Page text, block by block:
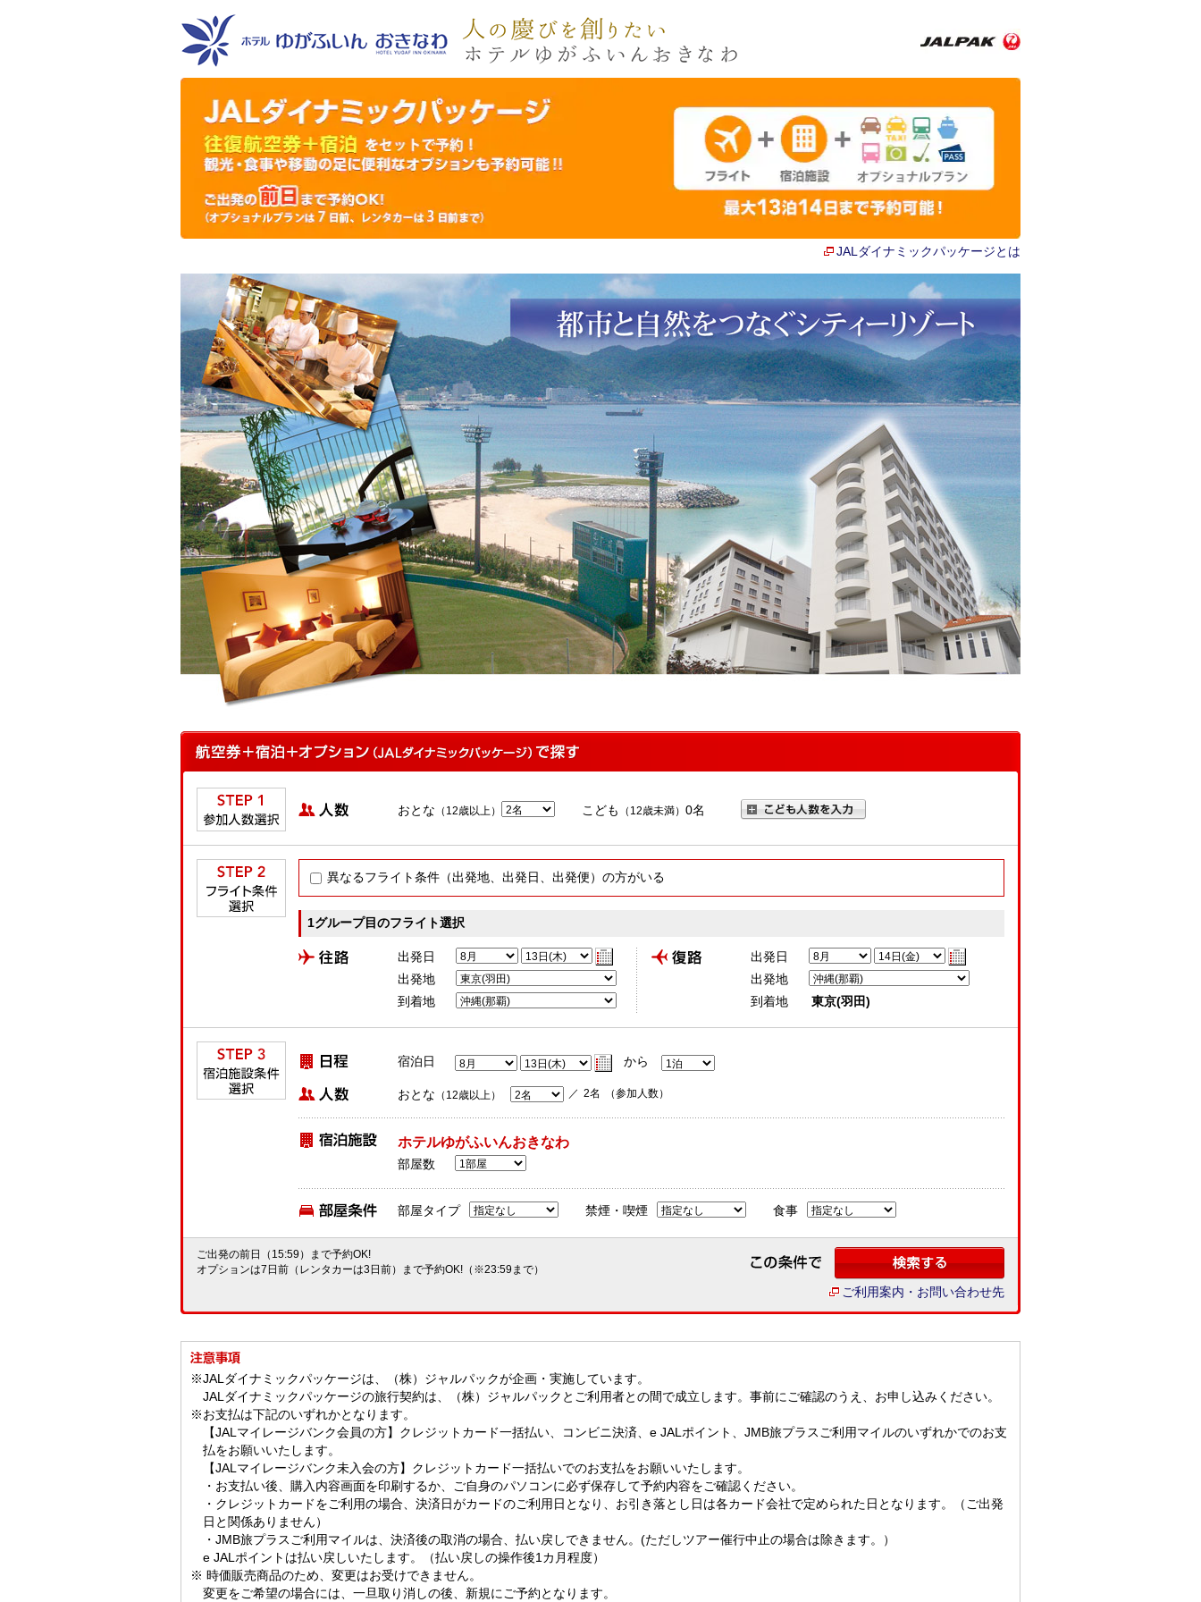
JALダイナミックパッケージとは
おとな （12歳以上） こども （12歳未満） 0名
異なるフライト条件（出発地、出発日、出発便）の方がいる
1グループ目のフライト選択
出発日
出発地
到着地
出発日
出発地
到着地
東京(羽田)
宿泊日 から
おとな （12歳以上） ／ 2名 （参加人数）
ホテルゆがふいんおきなわ
部屋数
部屋タイプ 禁煙・喫煙 食事
ご出発の前日（15:59）まで予約OK!
オプションは7日前（レンタカーは3日前）まで予約OK!（※23:59まで）
ご利用案内・お問い合わせ先
※JALダイナミックパッケージは、（株）ジャルパックが企画・実施しています。
JALダイナミックパッケージの旅行契約は、（株）ジャルパックとご利用者との間で成立します。事前にご確認のうえ、お申し込みください。
※お支払は下記のいずれかとなります。
【JALマイレージバンク会員の方】クレジットカード一括払い、コンビニ決済、e JALポイント、JMB旅プラスご利用マイルのいずれかでのお支
払をお願いいたします。
【JALマイレージバンク未入会の方】クレジットカード一括払いでのお支払をお願いいたします。
・お支払い後、購入内容画面を印刷するか、ご自身のパソコンに必ず保存して予約内容をご確認ください。
・クレジットカードをご利用の場合、決済日がカードのご利用日となり、お引き落とし日は各カード会社で定められた日となります。（ご出発
日と関係ありません）
・JMB旅プラスご利用マイルは、決済後の取消の場合、払い戻しできません。(ただしツアー催行中止の場合は除きます。）
e JALポイントは払い戻しいたします。（払い戻しの操作後1カ月程度）
※ 時価販売商品のため、変更はお受けできません。
変更をご希望の場合には、一旦取り消しの後、新規にご予約となります。